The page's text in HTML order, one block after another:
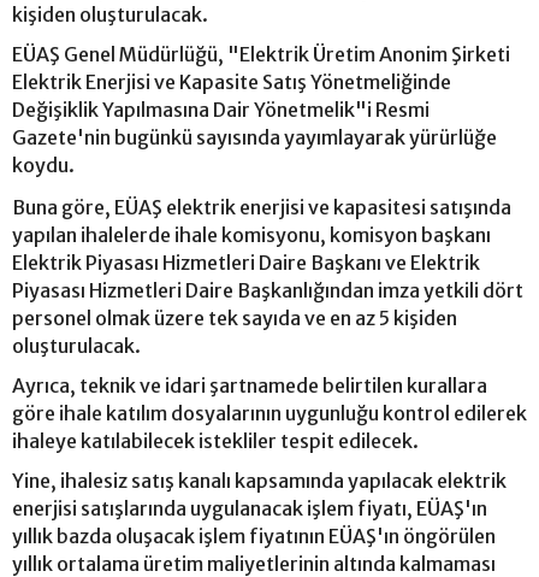
kişiden oluşturulacak.
EÜAŞ Genel Müdürlüğü, "Elektrik Üretim Anonim Şirketi
Elektrik Enerjisi ve Kapasite Satış Yönetmeliğinde
Değişiklik Yapılmasına Dair Yönetmelik"i Resmi
Gazete'nin bugünkü sayısında yayımlayarak yürürlüğe
koydu.
Buna göre, EÜAŞ elektrik enerjisi ve kapasitesi satışında
yapılan ihalelerde ihale komisyonu, komisyon başkanı
Elektrik Piyasası Hizmetleri Daire Başkanı ve Elektrik
Piyasası Hizmetleri Daire Başkanlığından imza yetkili dört
personel olmak üzere tek sayıda ve en az 5 kişiden
oluşturulacak.
Ayrıca, teknik ve idari şartnamede belirtilen kurallara
göre ihale katılım dosyalarının uygunluğu kontrol edilerek
ihaleye katılabilecek istekliler tespit edilecek.
Yine, ihalesiz satış kanalı kapsamında yapılacak elektrik
enerjisi satışlarında uygulanacak işlem fiyatı, EÜAŞ'ın
yıllık bazda oluşacak işlem fiyatının EÜAŞ'ın öngörülen
yıllık ortalama üretim maliyetlerinin altında kalmaması